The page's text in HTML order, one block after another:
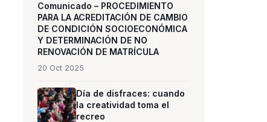
Comunicado – PROCEDIMIENTO
PARA LA ACREDITACIÓN DE CAMBIO
DE CONDICIÓN SOCIOECONÓMICA
Y DETERMINACIÓN DE NO
RENOVACIÓN DE MATRÍCULA
20 Oct 2025
Día de disfraces: cuando
la creatividad toma el
recreo